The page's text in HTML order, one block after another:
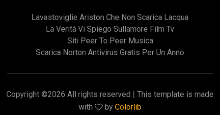
Lavastoviglie Ariston Che Non Scarica Lacqua
La Verità Vi Spiego Sullamore Film Tv
Siti Peer To Peer Musica
Scarica Norton Antivirus Gratis Per Un Anno
Copyright ©2026 All rights reserved | This template is made
with
by Colorlib